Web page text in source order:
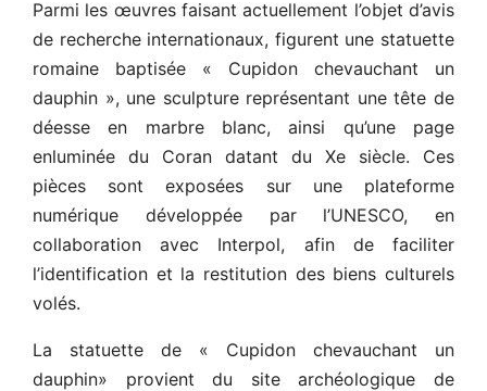
Parmi les œuvres faisant actuellement l’objet d’avis
de recherche internationaux, figurent une statuette
romaine baptisée « Cupidon chevauchant un
dauphin », une sculpture représentant une tête de
déesse en marbre blanc, ainsi qu’une page
enluminée du Coran datant du Xe siècle. Ces
pièces sont exposées sur une plateforme
numérique développée par l’UNESCO, en
collaboration avec Interpol, afin de faciliter
l’identification et la restitution des biens culturels
volés.
La statuette de « Cupidon chevauchant un
dauphin» provient du site archéologique de